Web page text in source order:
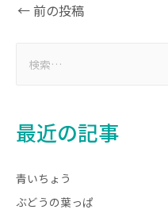
←前の投稿
最近の記事
青いちょう
ぶどうの葉っぱ